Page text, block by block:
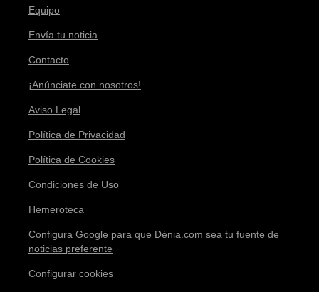
Equipo
Envía tu noticia
Contacto
¡Anúnciate con nosotros!
Aviso Legal
Política de Privacidad
Política de Cookies
Condiciones de Uso
Hemeroteca
Configura Google para que Dénia.com sea tu fuente de
noticias preferente
Configurar cookies